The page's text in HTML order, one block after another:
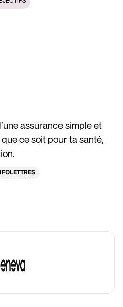
assurance simple et
ce soit pour ta santé,